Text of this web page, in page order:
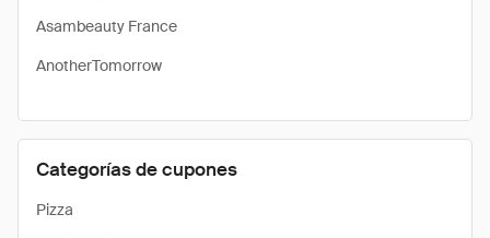
Asambeauty France
AnotherTomorrow
Categorías de cupones
Pizza